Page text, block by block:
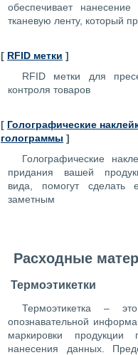
обеспечивает
тканевую ленту, который
[ RFID метки ]
RFID метки для
контроля товаров
[ Голографические
голограммы ]
Голографические
придания вашей
вида, помогут
заметным
Расходные
Термоэтикетки
Термоэтикетка –
опознавательной
маркировки
нанесения данных.